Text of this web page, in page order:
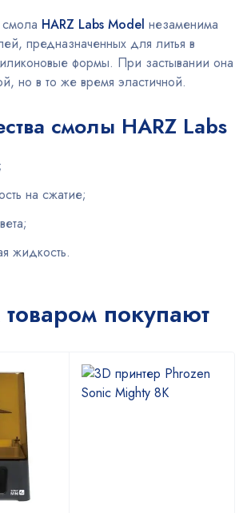
HARZ Labs Model незаменима
предназначенных для литья в
формы. При застывании она
но в то же время эластичной.
смолы HARZ Labs
на сжатие;
жидкость.
покупают